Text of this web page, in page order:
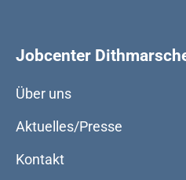
Jobcenter
Über uns
Aktuelles/Presse
Kontakt